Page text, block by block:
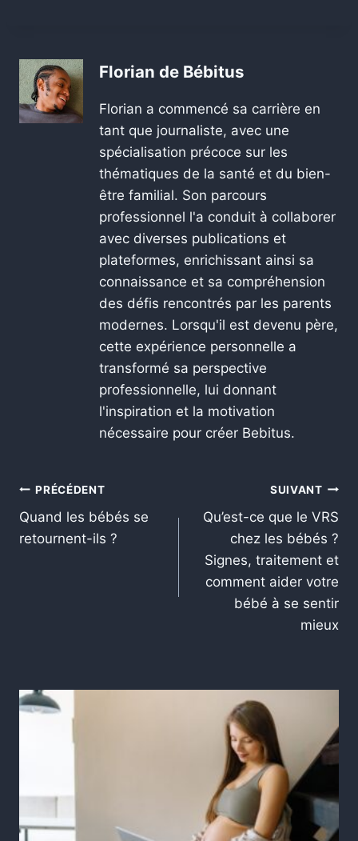
Florian de Bébitus
Florian a commencé sa carrière en
tant que journaliste, avec une
spécialisation précoce sur les
thématiques de la santé et du bien-
être familial. Son parcours
professionnel l'a conduit à collaborer
avec diverses publications et
plateformes, enrichissant ainsi sa
connaissance et sa compréhension
des défis rencontrés par les parents
modernes. Lorsqu'il est devenu père,
cette expérience personnelle a
transformé sa perspective
professionnelle, lui donnant
l'inspiration et la motivation
nécessaire pour créer Bebitus.
PRÉCÉDENT
Quand les bébés se
retournent-ils ?
SUIVANT
Qu’est-ce que le VRS
chez les bébés ?
Signes, traitement et
comment aider votre
bébé à se sentir
mieux